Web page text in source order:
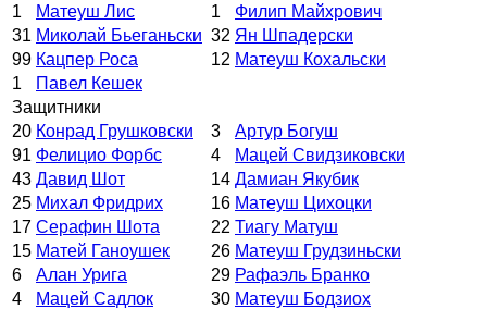
1
Матеуш Лис 1
Филип Майхрович
31 Миколай Бьеганьски 32 Ян Шпадерски
99 Кацпер Роса 12 Матеуш Кохальски
1
Павел Кешек
Защитники
20 Конрад Грушковски 3
Артур Богуш
91 Фелицио Форбс 4
Мацей Свидзиковски
43 Давид Шот 14 Дамиан Якубик
25 Михал Фридрих 16 Матеуш Цихоцки
17 Серафин Шота 22 Тиагу Матуш
15 Матей Ганоушек 26 Матеуш Грудзиньски
6
Алан Урига 29 Рафаэль Бранко
4
Мацей Садлок 30 Матеуш Бодзиох